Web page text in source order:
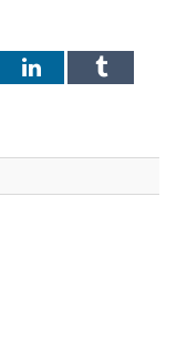
LinkedInTumblr